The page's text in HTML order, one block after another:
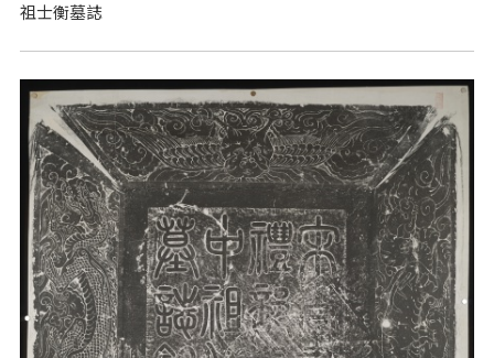
祖士衡墓誌